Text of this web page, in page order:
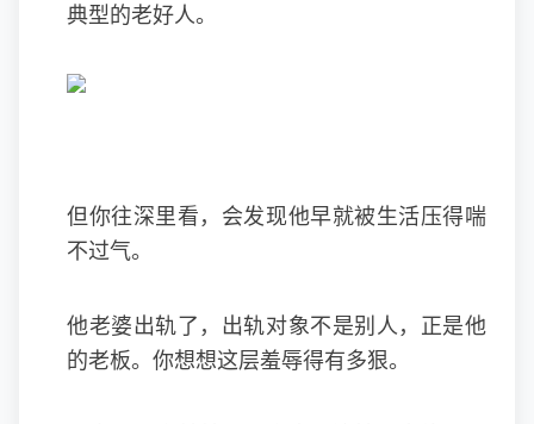
典型的老好人。
但你往深里看，会发现他早就被生活压得喘
不过气。
他老婆出轨了，出轨对象不是别人，正是他
的老板。你想想这层羞辱得有多狠。